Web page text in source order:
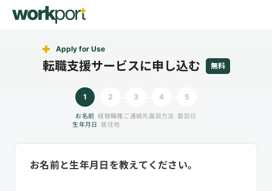
Apply for Use
転職支援サービスに申し込む 無料
1
お名前
生年月日
2
経験職種
居住地
3
ご連絡先
4
面談方法
5
面談日
お名前と生年月日を教えてください。